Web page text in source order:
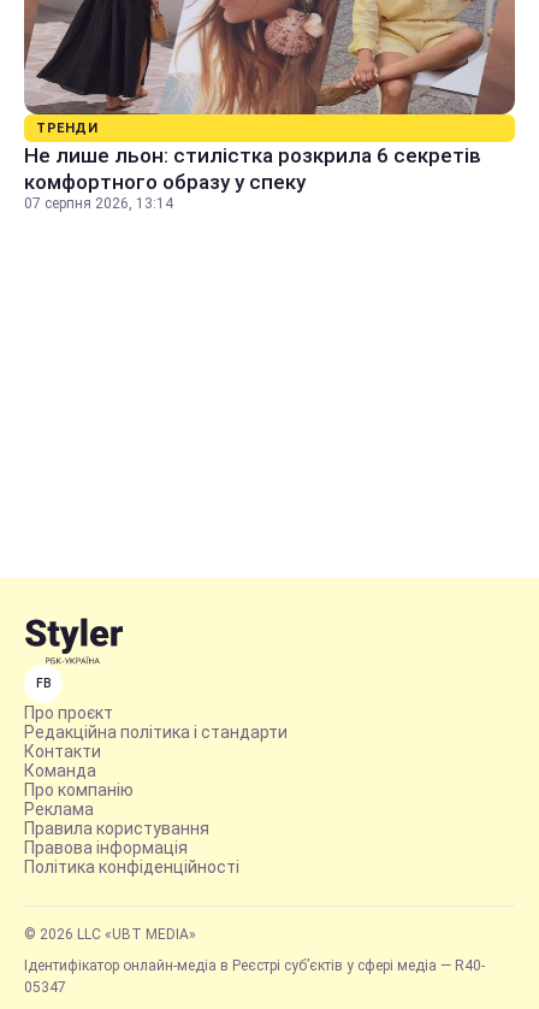
ТРЕНДИ
Не лише льон: стилістка розкрила 6 секретів
комфортного образу у спеку
07 серпня 2026, 13:14
FB
Про проєкт
Редакційна політика і стандарти
Контакти
Команда
Про компанію
Реклама
Правила користування
Правова інформація
Політика конфіденційності
© 2026 LLC «UBT MEDIA»
Ідентифікатор онлайн-медіа в Реєстрі суб’єктів у сфері медіа — R40-
05347